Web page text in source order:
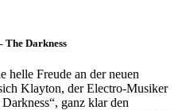
The Darkness
helle Freude an der neuen
Klayton, der Electro-Musiker
ganz klar den